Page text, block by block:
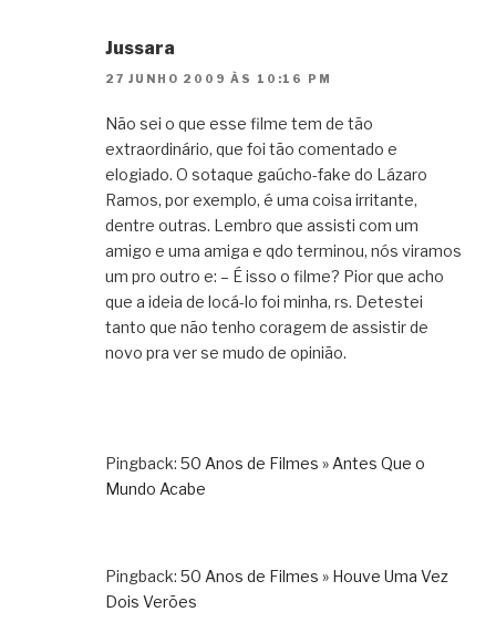
Jussara
27 JUNHO 2009 ÀS 10:16 PM
Não sei o que esse filme tem de tão
extraordinário, que foi tão comentado e
elogiado. O sotaque gaúcho-fake do Lázaro
Ramos, por exemplo, é uma coisa irritante,
dentre outras. Lembro que assisti com um
amigo e uma amiga e qdo terminou, nós viramos
um pro outro e: – É isso o filme? Pior que acho
que a ideia de locá-lo foi minha, rs. Detestei
tanto que não tenho coragem de assistir de
novo pra ver se mudo de opinião.
Pingback: 50 Anos de Filmes » Antes Que o
Mundo Acabe
Pingback: 50 Anos de Filmes » Houve Uma Vez
Dois Verões